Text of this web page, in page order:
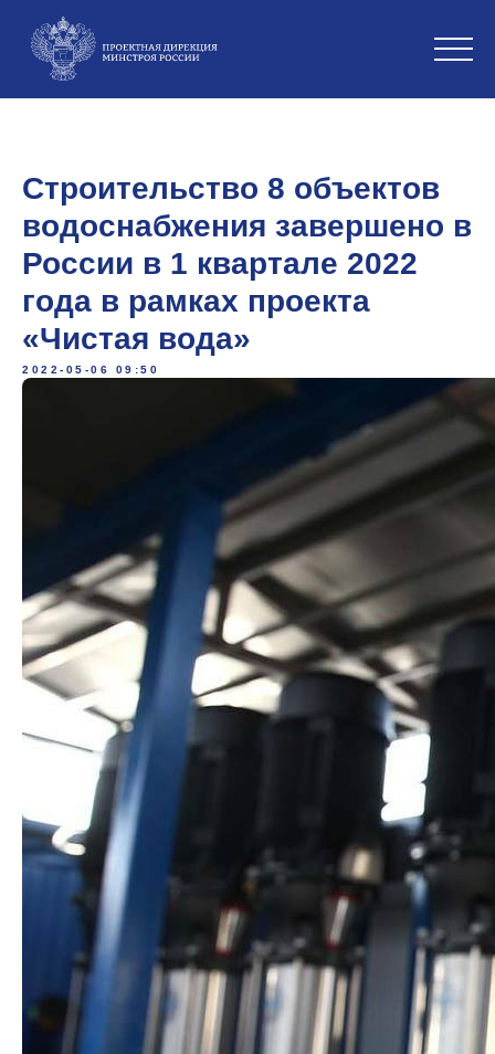
Строительство 8 объектов
водоснабжения завершено в
России в 1 квартале 2022
года в рамках проекта
«Чистая вода»
2022-05-06 09:50